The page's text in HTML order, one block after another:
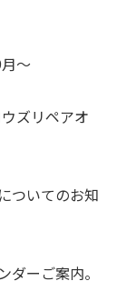
～
ズリペアオ
ついてのお知
ーご案内。